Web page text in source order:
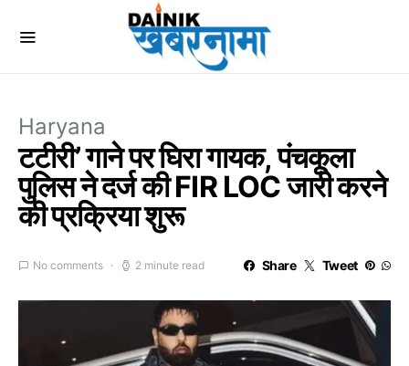
Haryana
टटीरी’ गाने पर घिरा गायक, पंचकूला
पुलिस ने दर्ज की FIR LOC जारी करने
की प्रक्रिया शुरू
No comments 2 minute read Share Tweet